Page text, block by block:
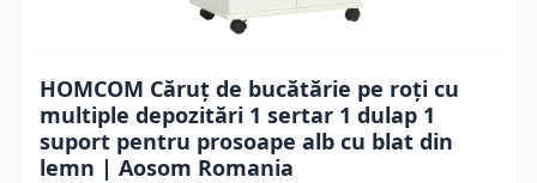
HOMCOM Căruț de bucătărie pe roți cu
multiple depozitări 1 sertar 1 dulap 1
suport pentru prosoape alb cu blat din
lemn | Aosom Romania